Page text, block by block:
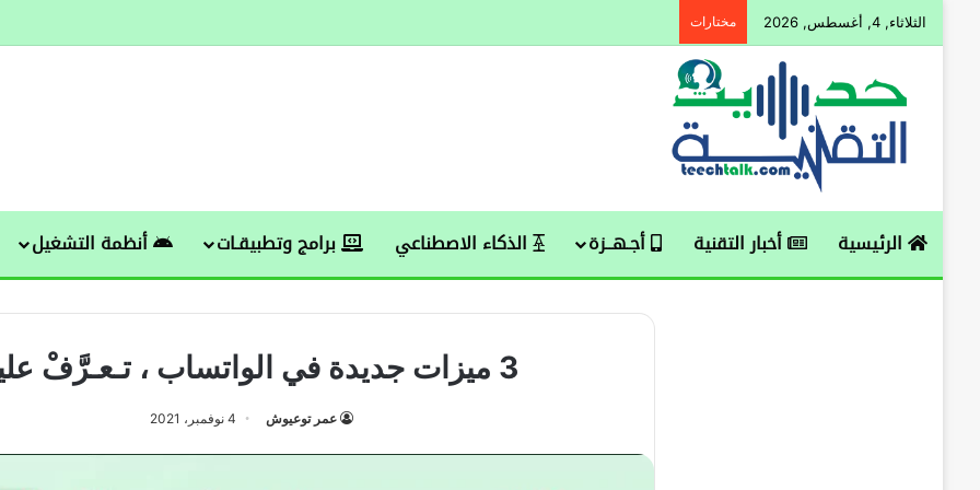
الثلاثاء, 4, أغسطس, 2026 مختارات
الرئيسية أخبار التقنية أجـهــزة الذكاء الاصطناعي برامج وتطبيقـات أنظمة التشغيل
3 ميزات جديدة في الواتساب ، تـعـرَّفْ عليها
عمر توعيوش 4 نوفمبر، 2021